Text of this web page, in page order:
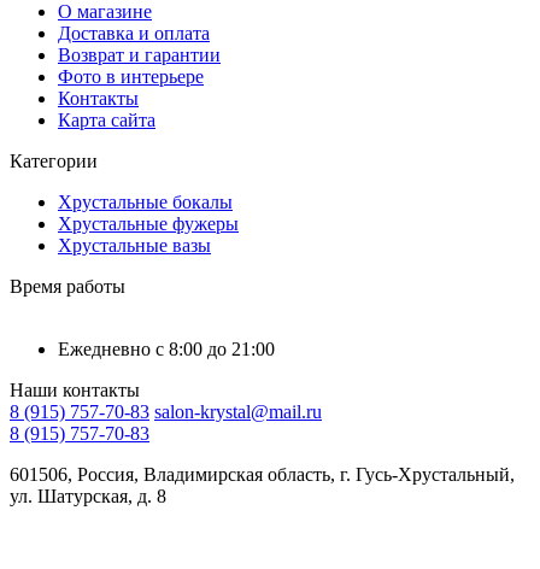
О магазине
Доставка и оплата
Возврат и гарантии
Фото в интерьере
Контакты
Карта сайта
Категории
Хрустальные бокалы
Хрустальные фужеры
Хрустальные вазы
Время работы
Ежедневно с 8:00 до 21:00
Наши контакты
8 (915) 757-70-83 salon-krystal@mail.ru
8 (915) 757-70-83
601506, Россия, Владимирская область, г. Гусь-Хрустальный,
ул. Шатурская, д. 8